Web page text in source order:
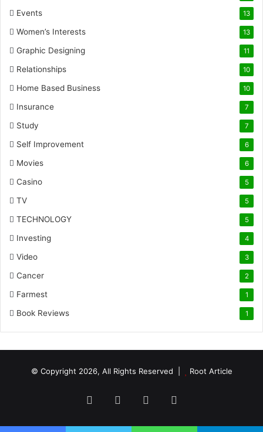
Events 13
Women’s Interests 13
Graphic Designing 11
Relationships 10
Home Based Business 10
Insurance 7
Study 7
Self Improvement 6
Movies 6
Casino 5
TV 5
TECHNOLOGY 5
Investing 4
Video 3
Cancer 2
Farmest 1
Book Reviews 1
© Copyright 2026, All Rights Reserved | Root Article
FacebookTwitter YouTube